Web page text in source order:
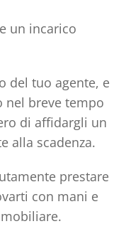
un incarico
del tuo agente, e
nel breve tempo
di affidargli un
alla scadenza.
prestare
con mani e